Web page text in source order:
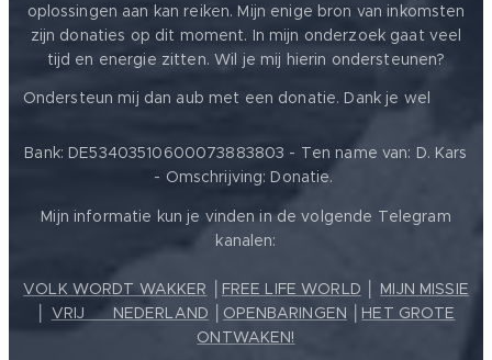
oplossingen aan kan reiken. Mijn enige bron van inkomsten
zijn donaties op dit moment. In mijn onderzoek gaat veel
tijd en energie zitten. Wil je mij hierin ondersteunen?
Ondersteun mij dan aub met een donatie. Dank je wel
Bank: DE53403510600073883803 - Ten name van: D. Kars
- Omschrijving: Donatie.
Mijn informatie kun je vinden in de volgende Telegram
kanalen:
VOLK WORDT WAKKER FREE LIFE WORLD
MIJN MISSIE
VRIJ ❤️ NEDERLAND OPENBARINGEN
HET GROTE
ONTWAKEN!